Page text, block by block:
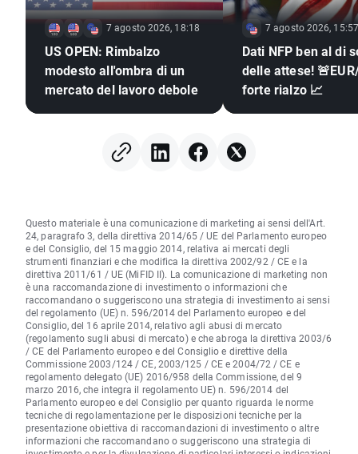
7 agosto 2026, 18:18
US OPEN: Rimbalzo
modesto all'ombra di un
mercato del lavoro debole
7 agosto 2026, 15:57
Dati NFP ben al di
delle attese!
forte rialzo 📈
Questo materiale è una comunicazione di marketing ai sensi dell'Art.
24, paragrafo 3, della direttiva 2014/65 / UE del Parlamento europeo
e del Consiglio, del 15 maggio 2014, relativa ai mercati degli
strumenti finanziari e che modifica la direttiva 2002/92 / CE e la
direttiva 2011/61 / UE (MiFID II). La comunicazione di marketing non
è una raccomandazione di investimento o informazioni che
raccomandano o suggeriscono una strategia di investimento ai sensi
del regolamento (UE) n. 596/2014 del Parlamento europeo e del
Consiglio, del 16 aprile 2014, relativo agli abusi di mercato
(regolamento sugli abusi di mercato) e che abroga la direttiva 2003/6
/ CE del Parlamento europeo e del Consiglio e direttive della
Commissione 2003/124 / CE, 2003/125 / CE e 2004/72 / CE e
regolamento delegato (UE) 2016/958 della Commissione, del 9
marzo 2016, che integra il regolamento UE) n. 596/2014 del
Parlamento europeo e del Consiglio per quanto riguarda le norme
tecniche di regolamentazione per le disposizioni tecniche per la
presentazione obiettiva di raccomandazioni di investimento o altre
informazioni che raccomandano o suggeriscono una strategia di